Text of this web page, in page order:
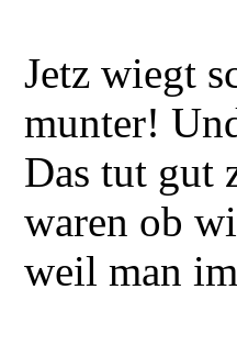
Jetz wiegt
munter!
Das tut gut
waren ob
weil man